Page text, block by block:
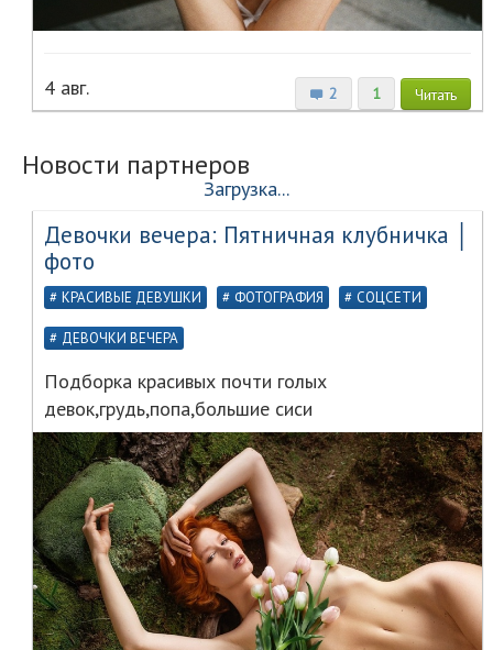
2 1 Читать
4 авг.
Новости партнеров
Загрузка...
Девочки вечера: Пятничная клубничка │
фото
КРАСИВЫЕ ДЕВУШКИ ФОТОГРАФИЯ СОЦСЕТИ
ДЕВОЧКИ ВЕЧЕРА
Подборка красивых почти голых
девок,грудь,попа,большие сиси